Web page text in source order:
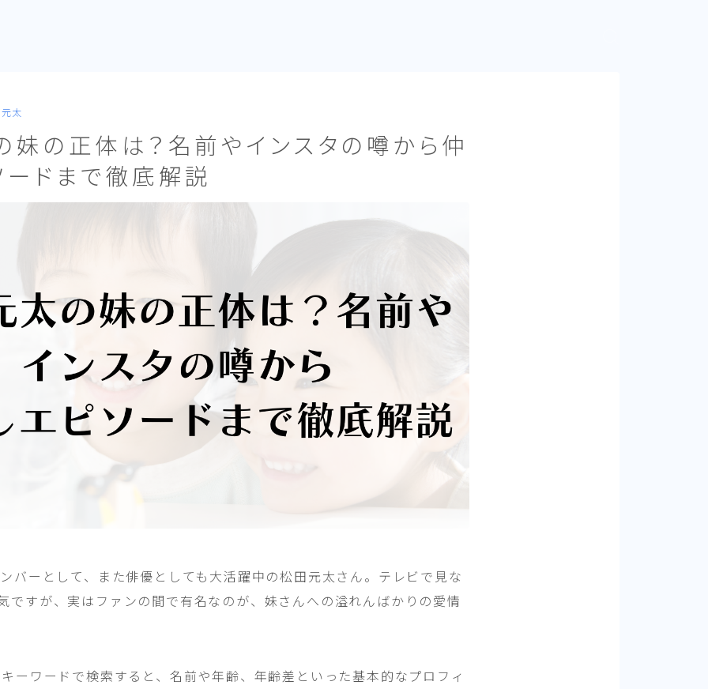
太
妹の正体は？名前やインスタの噂から仲
ドまで徹底解説
バーとして、また俳優としても大活躍中の松田元太さん。テレビで見な
ですが、実はファンの間で有名なのが、妹さんへの溢れんばかりの愛情
ーワードで検索すると、名前や年齢、年齢差といった基本的なプロフィ